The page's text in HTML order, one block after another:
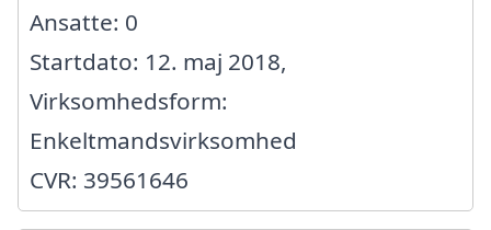
Ansatte: 0
Startdato: 12. maj 2018,
Virksomhedsform:
Enkeltmandsvirksomhed
CVR: 39561646